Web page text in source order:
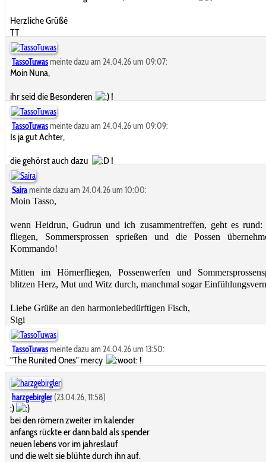
Herzliche Grüßé
TT
TassoTuwasmeinte dazu am 24.04.26 um 09:07:
Moin Nuna,
ihr seid die Besonderen !
TassoTuwasmeinte dazu am 24.04.26 um 09:09:
Is ja gut Achter,
die gehörst auch dazu !
Sairameinte dazu am 24.04.26 um 10:00:
Moin Tasso,
wenn Heidrun, Gudrun und ich zusammentreffen, geht es rund:
fliegen, Sommersprossen sprießen und die Possen
Kommando!
Mitten im Hörnerfliegen, Possenwerfen und
blitzen Herz, Mut und Witz durch, manchmal sogar
Liebe Grüße an den harmoniebedürftigen Fisch,
Sigi
TassoTuwasmeinte dazu am 24.04.26 um 13:50:
"The Runited Ones" mercy !
harzgebirgler(23.04.26, 11:58)
:)
bei den römern zweiter im kalender
anfangs rückte er dann bald als spender
neuen lebens vor im jahreslauf
und die welt sie blühte durch ihn auf.